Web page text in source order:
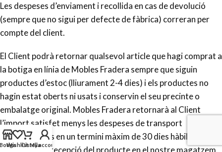
Les despeses d’enviament i recollida en cas de devolució
(sempre que no sigui per defecte de fàbrica) correran per
compte del client.
El Client podrà retornar qualsevol article que hagi comprat a
la botiga en línia de Mobles Fradera sempre que siguin
productes d’estoc (lliurament 2-4 dies) i els productes no
hagin estat oberts ni usats i conservin el seu precinte o
embalatge original. Mobles Fradera retornarà al Client
l’import satisfet menys les despeses de transport
corresponents en un termini màxim de 30 dies hàbils
després de la recepció del producte en el nostre magatzem,
WishlistCistella
My account